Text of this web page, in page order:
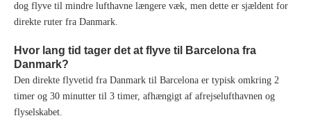
dog flyve til mindre lufthavne længere væk, men dette er sjældent for
direkte ruter fra Danmark.
Hvor lang tid tager det at flyve til Barcelona fra
Danmark?
Den direkte flyvetid fra Danmark til Barcelona er typisk omkring 2
timer og 30 minutter til 3 timer, afhængigt af afrejselufthavnen og
flyselskabet.